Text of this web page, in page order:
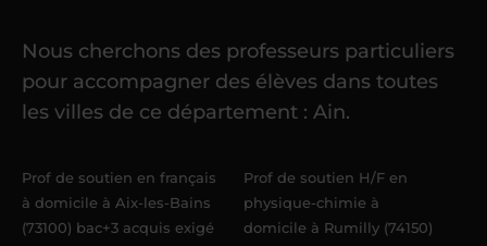
Une fois ma candidature validée,mon
référent me confie mes premiers
élèves dans un délai de 6 jours
Acadomia.
Nous cherchons des professeurs particuliers
pour accompagner des élèves dans toutes
les villes de ce département : Ain.
Prof de soutien en français
à domicile à Aix-les-Bains
(73100) bac+3 acquis exigé
Prof de soutien H/F en
physique-chimie à
domicile à Rumilly (74150)